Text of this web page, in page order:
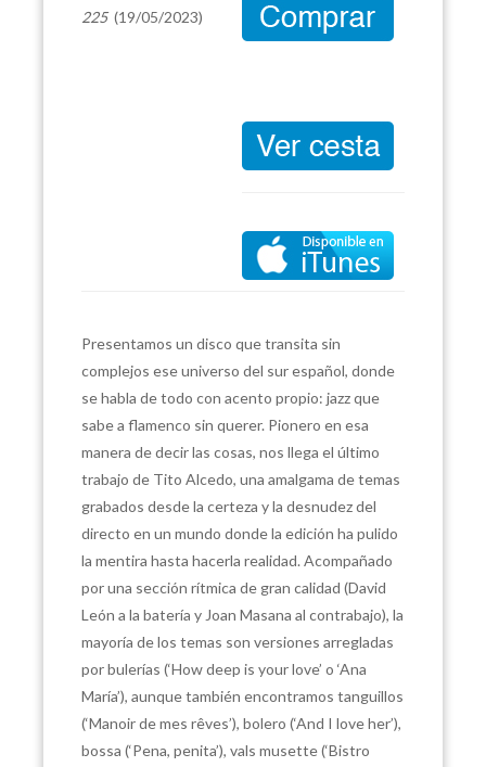
225 (19/05/2023)
Presentamos un disco que transita sin
complejos ese universo del sur español, donde
se habla de todo con acento propio: jazz que
sabe a flamenco sin querer. Pionero en esa
manera de decir las cosas, nos llega el último
trabajo de Tito Alcedo, una amalgama de temas
grabados desde la certeza y la desnudez del
directo en un mundo donde la edición ha pulido
la mentira hasta hacerla realidad. Acompañado
por una sección rítmica de gran calidad (David
León a la batería y Joan Masana al contrabajo), la
mayoría de los temas son versiones arregladas
por bulerías (‘How deep is your love’ o ‘Ana
María’), aunque también encontramos tanguillos
(‘Manoir de mes rêves’), bolero (‘And I love her’),
bossa (‘Pena, penita’), vals musette (‘Bistro